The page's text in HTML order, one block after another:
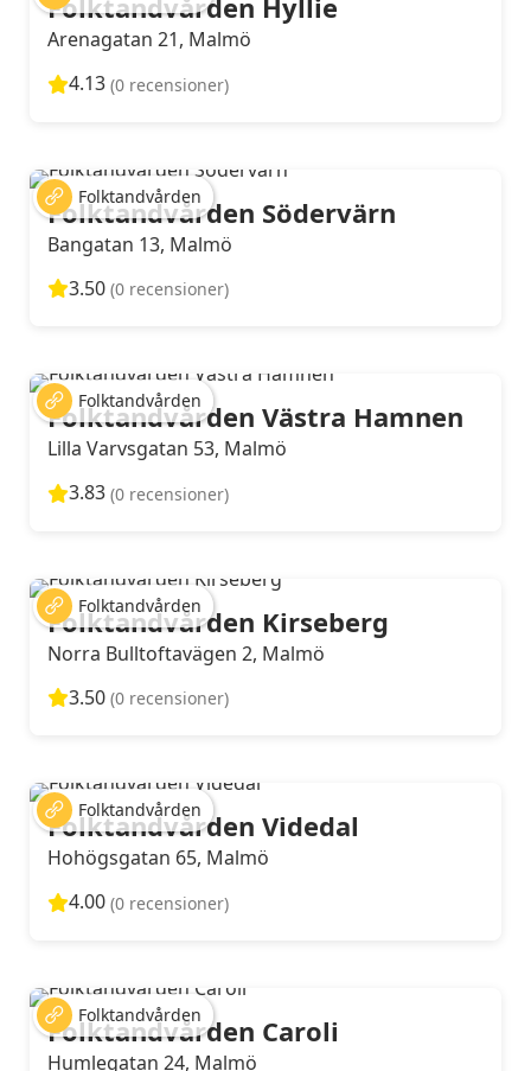
Folktandvården Hyllie
Arenagatan 21, Malmö
4.13 (0 recensioner)
Folktandvården
Folktandvården Södervärn
Bangatan 13, Malmö
3.50 (0 recensioner)
Folktandvården
Folktandvården Västra Hamnen
Lilla Varvsgatan 53, Malmö
3.83 (0 recensioner)
Folktandvården
Folktandvården Kirseberg
Norra Bulltoftavägen 2, Malmö
3.50 (0 recensioner)
Folktandvården
Folktandvården Videdal
Hohögsgatan 65, Malmö
4.00 (0 recensioner)
Folktandvården
Folktandvården Caroli
Humlegatan 24, Malmö